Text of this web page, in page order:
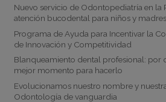
Nuevo servicio de Odontopediatría en la
atención bucodental para niños y
Programa de Ayuda para Incentivar la
de Innovación y Competitividad
Blanqueamiento dental profesional: por
mejor momento para hacerlo
Evolucionamos nuestro nombre y
Odontología de vanguardia